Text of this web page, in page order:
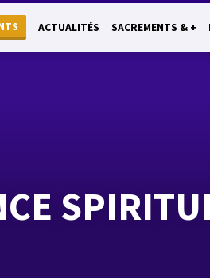
ACTUALITÉS SACREMENTS & +